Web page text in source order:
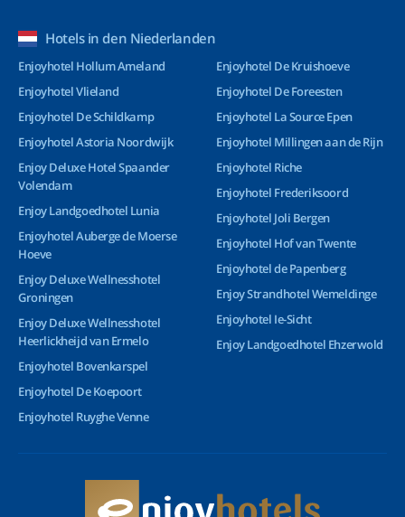
Hotels in den Niederlanden
Enjoyhotel Hollum Ameland
Enjoyhotel Vlieland
Enjoyhotel De Schildkamp
Enjoyhotel Astoria Noordwijk
Enjoy Deluxe Hotel Spaander
Volendam
Enjoy Landgoedhotel Lunia
Enjoyhotel Auberge de Moerse
Hoeve
Enjoy Deluxe Wellnesshotel
Groningen
Enjoy Deluxe Wellnesshotel
Heerlickheijd van Ermelo
Enjoyhotel Bovenkarspel
Enjoyhotel De Koepoort
Enjoyhotel Ruyghe Venne
Enjoyhotel De Kruishoeve
Enjoyhotel De Foreesten
Enjoyhotel La Source Epen
Enjoyhotel Millingen aan de Rijn
Enjoyhotel Riche
Enjoyhotel Frederiksoord
Enjoyhotel Joli Bergen
Enjoyhotel Hof van Twente
Enjoyhotel de Papenberg
Enjoy Strandhotel Wemeldinge
Enjoyhotel Ie-Sicht
Enjoy Landgoedhotel Ehzerwold